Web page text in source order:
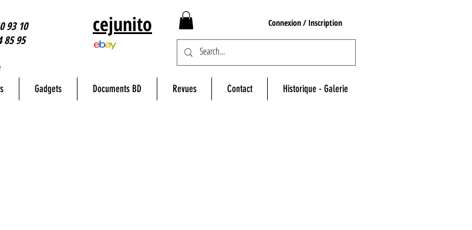
93 10
85 95
cejunito Connexion / Inscription
Gadgets Documents BD Revues Contact Historique - Galerie